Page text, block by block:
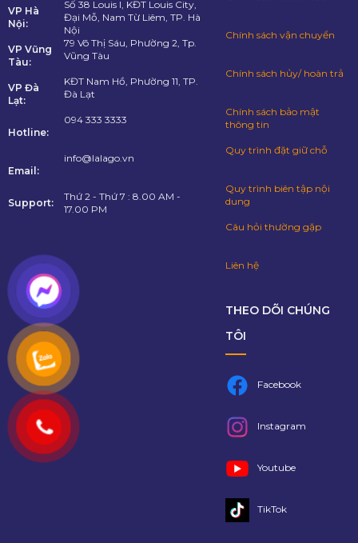
VP Hà
Nội:
Số 38 Louis I, KĐT Louis City,
Đại Mỗ, Nam Từ Liêm, TP. Hà
Nội
VP Vũng
Tàu:
79 Võ Thị Sáu, Phường 2, Tp.
Vũng Tàu
VP Đà
Lạt:
KĐT Nam Hồ, Phường 11, TP.
Đà Lạt
Hotline:
094 333 3333
Email:
info@lalago.vn
Support:
Thứ 2 - Thứ 7 : 8.00 AM -
17.00 PM
Chính sách vận chuyển
Chính sách hủy/ hoàn trả
Chính sách bảo mật
thông tin
Quy trình đặt giữ chỗ
Quy trình biên tập nội
dung
Câu hỏi thường gặp
Liên hệ
THEO DÕI CHÚNG
TÔI
Facebook
Instagram
Youtube
TikTok